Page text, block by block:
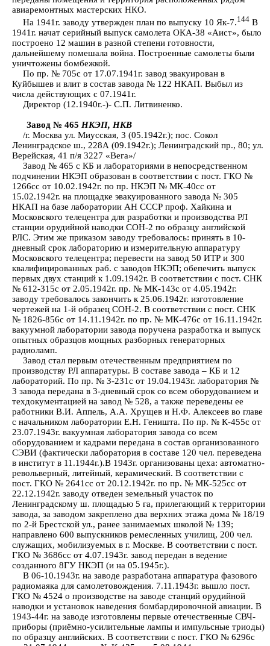
авиаремонтных мастерских НКО.
На 1941г. заводу утвержден план по выпуску 10 Як-7.144 В
1941г. начат серийный выпуск самолета ОКА-38 «Аист», было
построено 12 машин в разной степени готовности,
дальнейшему помешала война. Построенные самолеты были
уничтожены бомбежкой.
По пр. № 705с от 17.07.1941г. завод эвакуирован в
Куйбышев и влит в состав завода № 122 НКАП. Выбыл из
числа действующих с 07.1941г.
Директор (12.1940г.-)- С.П. Литвиненко.
Завод № 465 НКЭП, НКВ
/г. Москва ул. Миусская, 3 (05.1942г.); пос. Сокол
Ленинградское ш., 228А (09.1942г.); Ленинградский пр., 80; ул.
Верейская, 41 п/я 3227 «Вега»/
Завод № 465 с КБ и лабораториями в непосредственном
подчинении НКЭП образован в соответствии с пост. ГКО №
1266сс от 10.02.1942г. по пр. НКЭП № МК-40сс от
15.02.1942г. на площадке эвакуированного завода № 305
НКАП на базе лаборатории АН СССР проф. Хайкина и
Московского телецентра для разработки и производства РЛ
станции орудийной наводки СОН-2 по образцу английской
РЛС. Этим же приказом заводу требовалось: принять в 10-
дневный срок лабораторию и измерительную аппаратуру
Московского телецентра; перевести на завод 50 ИТР и 300
квалифицированных раб. с заводов НКЭП; обепечить выпуск
первых двух станций к 1.09.1942г. В соответствии с пост. СНК
№ 612-315с от 2.05.1942г. пр. № МК-143с от 4.05.1942г.
заводу требовалось закончить к 25.06.1942г. изготовление
чертежей на 1-й образец СОН-2. В соответствии с пост. СНК
№ 1826-856с от 14.11.1942г. по пр. № МК-476с от 16.11.1942г.
вакуумной лаборатории завода поручена разработка и выпуск
опытных образцов мощных разборных генераторных
радиоламп.
Завод стал первым отечественным предприятием по
производству РЛ аппаратуры. В составе завода – КБ и 12
лабораторий. По пр. № З-231с от 19.04.1943г. лаборатория №
3 завода передана в 3-дневный срок со всем оборудованием и
техдокументацией на завод № 528, а также переведены ее
работники В.И. Аппель, А.А. Хрущев и Н.Ф. Алексеев во главе
с начальником лаборатории Е.Н. Геништа. По пр. № К-455с от
23.07.1943г. вакуумная лаборатория завода со всем
оборудованием и кадрами передана в состав организованного
СЭВИ (фактически лаборатория в составе 120 чел. переведена
в институт в 11.1944г.).В 1943г. организованы цеха: автоматно-
револьверный, литейный, керамический. В соответствии с
пост. ГКО № 2641сс от 20.12.1942г. по пр. № МК-525сс от
22.12.1942г. заводу отведен земельный участок по
Ленинградскому ш. площадью 5 га, прилегающий к территории
завода, за заводом закреплено два верхних этажа дома № 18/19
по 2-й Брестской ул., ранее занимаемых школой № 139;
направлено 600 выпускников ремесленных училищ, 200 чел.
служащих, мобилизуемых в г. Москве. В соответствии с пост.
ГКО № 3686сс от 4.07.1943г. завод передан в ведение
созданного 8ГУ НКЭП (и на 05.1945г.).
В 06-10.1943г. на заводе разработана аппаратура фазового
радиомаяка для самолетовождения. 7.11.1943г. вышло пост.
ГКО № 4524 о производстве на заводе станций орудийной
наводки и установок наведения бомбардировочной авиации. В
1943-44г. на заводе изготовлены первые отечественные СВЧ-
приборы (приёмно-усилительные лампы и импульсные триоды)
по образцу английских. В соответствии с пост. ГКО № 6296с